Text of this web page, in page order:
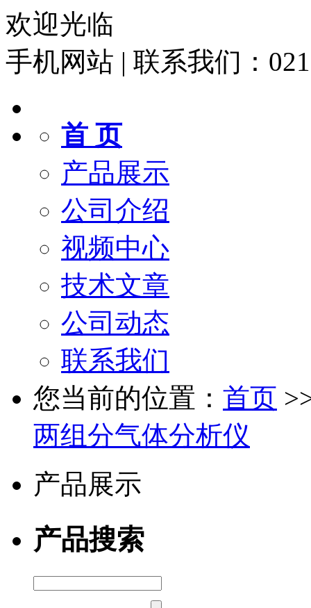
欢迎光临
手机网站 | 联系我们：
首 页
产品展示
公司介绍
视频中心
技术文章
公司动态
联系我们
您当前的位置： 首页
两组分气体分析仪
产品展示
产品搜索